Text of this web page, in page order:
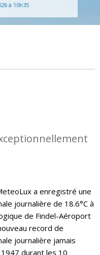
à 10h35
a enregistré une
journalière de 18.6°C à
de Findel-Aéroport
record de
journalière jamais
durant les 10